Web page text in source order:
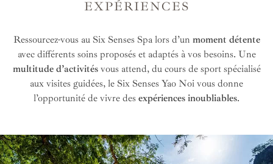
préférentiels.
uniques pour sublimer votre séjour en Thaïlande.
La possibilité d'inclure cet hôtel dans un voyage
sur mesure, entièrement personnalisé selon vos
désirs.
EXPÉRIENCES
Ressourcez-vous au Six Senses Spa lors d’un moment détente
avec différents soins proposés et adaptés à vos besoins. Une
multitude d’activités vous attend, du cours de sport spécialisé
aux visites guidées, le Six Senses Yao Noi vous donne
l’opportunité de vivre des expériences inoubliables.